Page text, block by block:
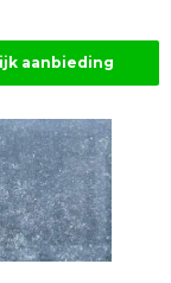
aanbieding